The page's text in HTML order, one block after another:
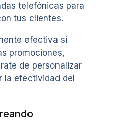
telefónicas para
tus clientes.
efectiva si
promociones,
de personalizar
la efectividad del